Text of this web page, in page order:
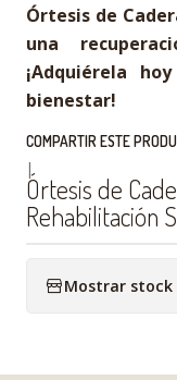
Órtesis de
una
¡Adquiérela
bienestar!
COMPARTIR ESTE
|
Órtesis de
Rehabilitación
Mostrar stock